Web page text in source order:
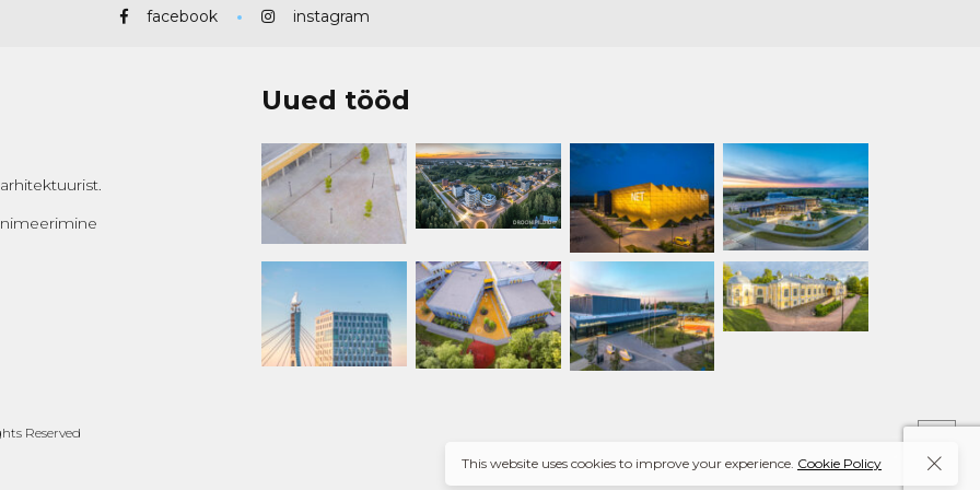
facebook instagram
Reserved
Uued tööd
This website uses cookies to improve your experience. Cookie Policy